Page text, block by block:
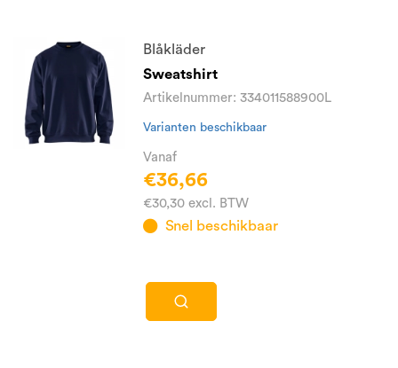
Blåkläder
Sweatshirt
Artikelnummer: 334011588900L
Varianten beschikbaar
Vanaf
€36,66
€30,30 excl. BTW
Snel beschikbaar